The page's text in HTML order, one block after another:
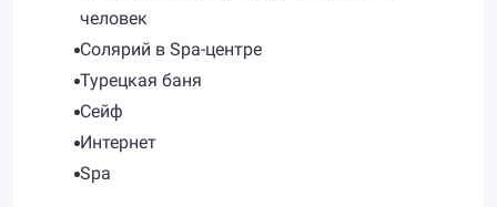
человек
Солярий в Spa-центре
Турецкая баня
Сейф
Интернет
Spa